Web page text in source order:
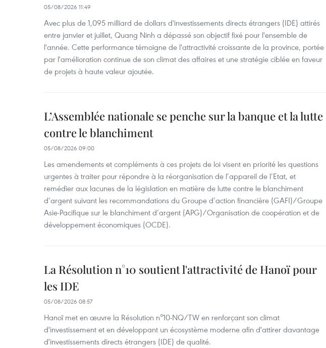
05/08/2026 11:49
Avec plus de 1,095 milliard de dollars d'investissements directs étrangers (IDE) attirés
entre janvier et juillet, Quang Ninh a dépassé son objectif fixé pour l'ensemble de
l'année. Cette performance témoigne de l'attractivité croissante de la province, portée
par l'amélioration continue de son climat des affaires et une stratégie ciblée en faveur
de projets à haute valeur ajoutée.
L’Assemblée nationale se penche sur la banque et la lutte
contre le blanchiment
05/08/2026 09:00
Les amendements et compléments à ces projets de loi visent en priorité les questions
urgentes à traiter pour répondre à la réorganisation de l’appareil de l’Etat, et
remédier aux lacunes de la législation en matière de lutte contre le blanchiment
d’argent suivant les recommandations du Groupe d’action financière (GAFI)/Groupe
Asie-Pacifique sur le blanchiment d’argent (APG)/Organisation de coopération et de
développement économiques (OCDE).
La Résolution n°10 soutient l'attractivité de Hanoï pour
les IDE
05/08/2026 08:57
Hanoï met en œuvre la Résolution n°10-NQ/TW en renforçant son climat
d'investissement et en développant un écosystème moderne afin d'attirer davantage
d'investissements directs étrangers (IDE) de qualité.